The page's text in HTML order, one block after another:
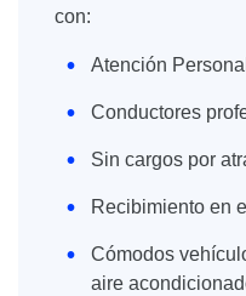
con:
Atención
Conductores
Sin cargos por
Recibimiento en
Cómodos
aire